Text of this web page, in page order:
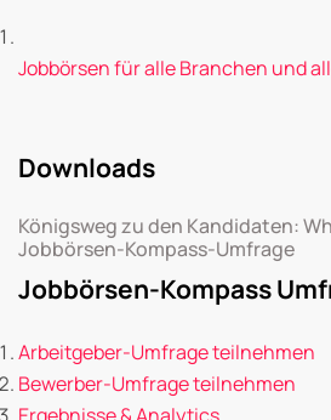
Jobbörsen für alle Branchen und
Downloads
Königsweg zu den Kandidaten:
Jobbörsen-Kompass-Umfrage
Jobbörsen-Kompass
Arbeitgeber-Umfrage teilnehmen
Bewerber-Umfrage teilnehmen